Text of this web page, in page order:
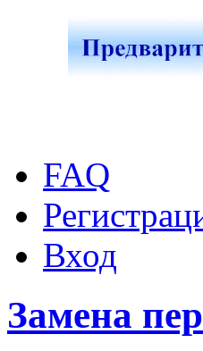
FAQ
Вход
Замена